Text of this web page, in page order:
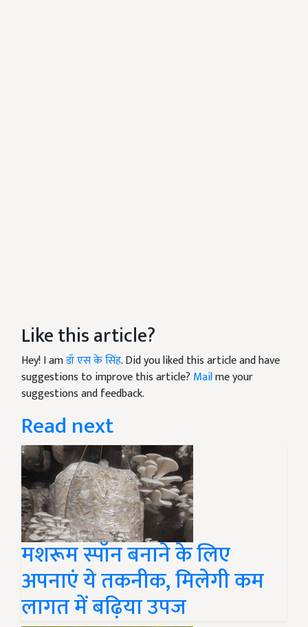
Like this article?
Hey! I amडॉ एस के सिंह. Did you liked this article and have
suggestions to improve this article? Mailme your
suggestions and feedback.
Read next
मशरूम स्पॉन बनाने के लिए
अपनाएं ये तकनीक, मिलेगी कम
लागत में बढ़िया उपज